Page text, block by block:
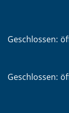
Klicken, um
Geschlossen:
Klicken, um
Geschlossen: